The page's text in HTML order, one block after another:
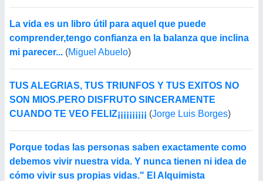
La vida es un libro útil para aquel que puede
comprender,tengo confianza en la balanza que inclina
mi parecer... (Miguel Abuelo)
TUS ALEGRIAS, TUS TRIUNFOS Y TUS EXITOS NO
SON MIOS.PERO DISFRUTO SINCERAMENTE
CUANDO TE VEO FELIZ¡¡¡¡¡¡¡¡¡¡ (Jorge Luis Borges)
Porque todas las personas saben exactamente como
debemos vivir nuestra vida. Y nunca tienen ni idea de
cómo vivir sus propias vidas." El Alquimista